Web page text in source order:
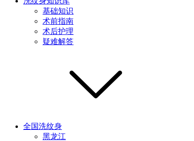
基础知识
术前指南
术后护理
疑难解答
全国洗纹身
黑龙江